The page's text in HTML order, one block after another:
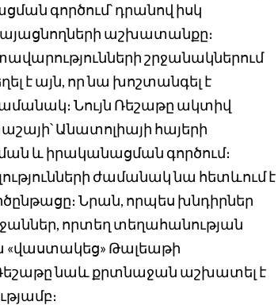
գործում՝ դրանով իսկ
աշխատանքը։
շրջանակներում
է այն, որ նա խոշտանգել է
Նույն Ռեշաթը ակտիվ
Անատոլիայի հայերի
և իրականացման գործում։
ժամանակ նա հետևում է
Նրան, որպես խնդիրներ
որտեղ տեղահանության
«վաստակեց» Թալեաթի
նաև քրտնաջան աշխատել է